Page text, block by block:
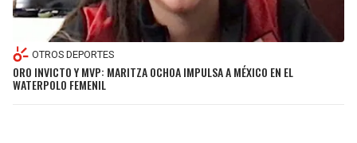
OTROS DEPORTES
ORO INVICTO Y MVP: MARITZA OCHOA IMPULSA A MÉXICO EN EL
WATERPOLO FEMENIL